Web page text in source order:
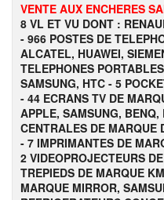
VENTE AUX ENCHERES
8 VL ET VU DONT :
- 966 POSTES DE
ALCATEL, HUAWEI,
TELEPHONES
SAMSUNG, HTC - 5
- 44 ECRANS TV DE
APPLE, SAMSUNG,
CENTRALES DE MARQUE
- 7 IMPRIMANTES DE
2 VIDEOPROJECTEURS
TREPIEDS DE MARQUE
MARQUE MIRROR,